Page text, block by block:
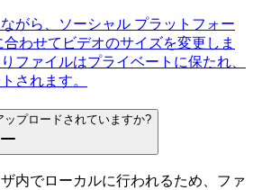
がら、ソーシャル プラットフォー
わせてビデオのサイズを変更しま
ファイルはプライベートに保たれ、
されます。
プロードされていますか?
内でローカルに行われるため、ファ